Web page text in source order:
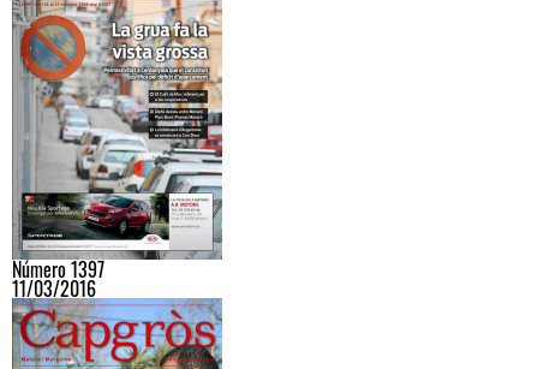
Número 1397
11/03/2016